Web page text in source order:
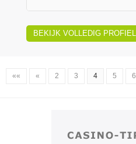
BEKIJK VOLLEDIG PROFIEL
«« « 2 3 4 5 6